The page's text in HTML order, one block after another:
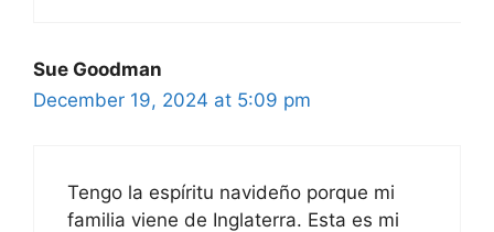
Sue Goodman
December 19, 2024 at 5:09 pm
Tengo la espíritu navideño porque mi
familia viene de Inglaterra. Esta es mi